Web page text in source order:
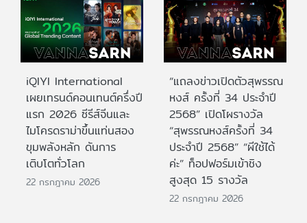
iQIYI International
เผยเทรนด์คอนเทนต์ครึ่งปี
แรก 2026 ซีรีส์จีนและ
ไมโครดราม่าขึ้นแท่นสอง
ขุมพลังหลัก ดันการ
เติบโตทั่วโลก
22 กรกฎาคม 2026
“แถลงข่าวเปิดตัวสุพรรณ
หงส์ ครั้งที่ 34 ประจำปี
2568” เปิดโผรางวัล
“สุพรรณหงส์ครั้งที่ 34
ประจำปี 2568” “ผีใช้ได้
ค่ะ” ท็อปฟอร์มเข้าชิง
สูงสุด 15 รางวัล
22 กรกฎาคม 2026